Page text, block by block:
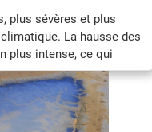
plus sévères et plus
La hausse des
plus intense, ce qui
les épisodes de
méditerranéennes.